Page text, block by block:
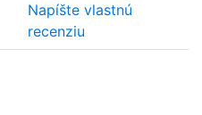
Napíšte vlastnú
recenziu